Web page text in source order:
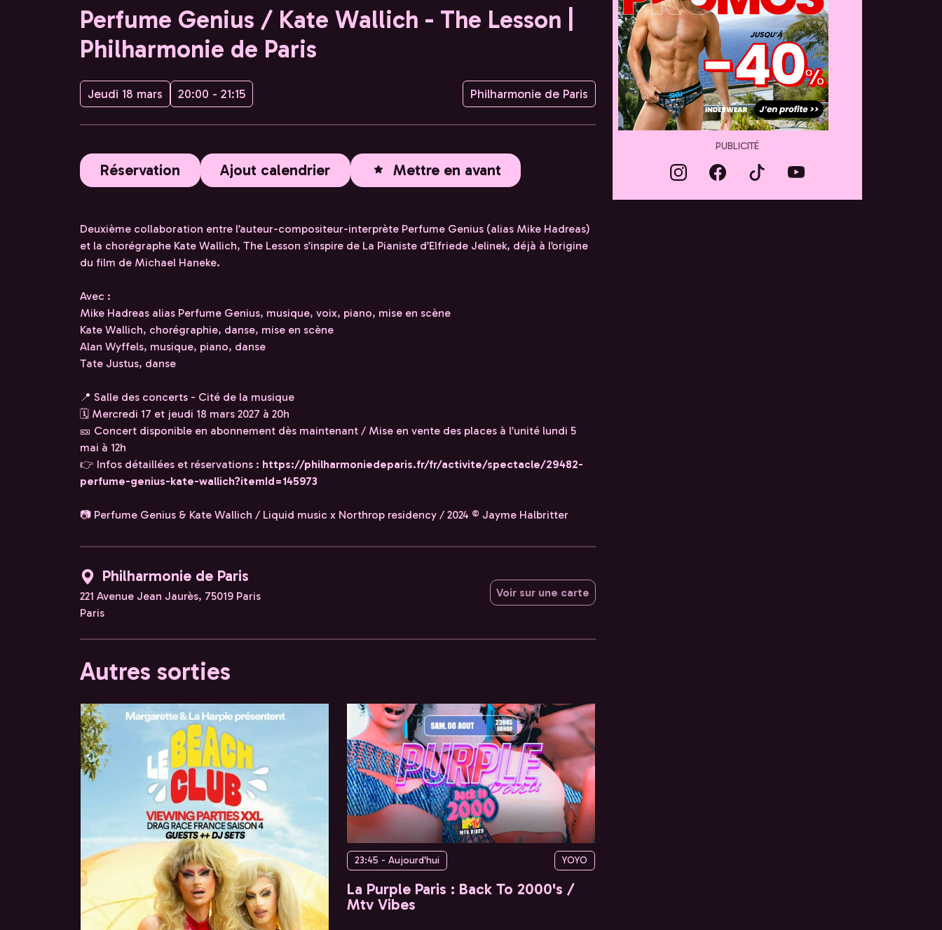
Perfume Genius / Kate Wallich - The Lesson |
Philharmonie de Paris
Jeudi 18 mars 20:00 - 21:15 Philharmonie de Paris
Réservation Ajout calendrier Mettre en avant
Deuxième collaboration entre l’auteur-compositeur-interprète Perfume Genius (alias Mike Hadreas)
et la chorégraphe Kate Wallich, The Lesson s’inspire de La Pianiste d’Elfriede Jelinek, déjà à l’origine
du film de Michael Haneke.
Avec :
Mike Hadreas alias Perfume Genius, musique, voix, piano, mise en scène
Kate Wallich, chorégraphie, danse, mise en scène
Alan Wyffels, musique, piano, danse
Tate Justus, danse
📍 Salle des concerts - Cité de la musique
🗓 Mercredi 17 et jeudi 18 mars 2027 à 20h
🎫 Concert disponible en abonnement dès maintenant / Mise en vente des places à l’unité lundi 5
mai à 12h
👉 Infos détaillées et réservations : https://philharmoniedeparis.fr/fr/activite/spectacle/29482-
perfume-genius-kate-wallich?itemId=145973
📷 Perfume Genius & Kate Wallich / Liquid music x Northrop residency / 2024 © Jayme Halbritter
Philharmonie de Paris
221 Avenue Jean Jaurès, 75019 Paris
Paris
Voir sur une carte
Autres sorties
23:45 - Aujourd'hui YOYO
La Purple Paris : Back To 2000's /
Mtv Vibes
PUBLICITÉ